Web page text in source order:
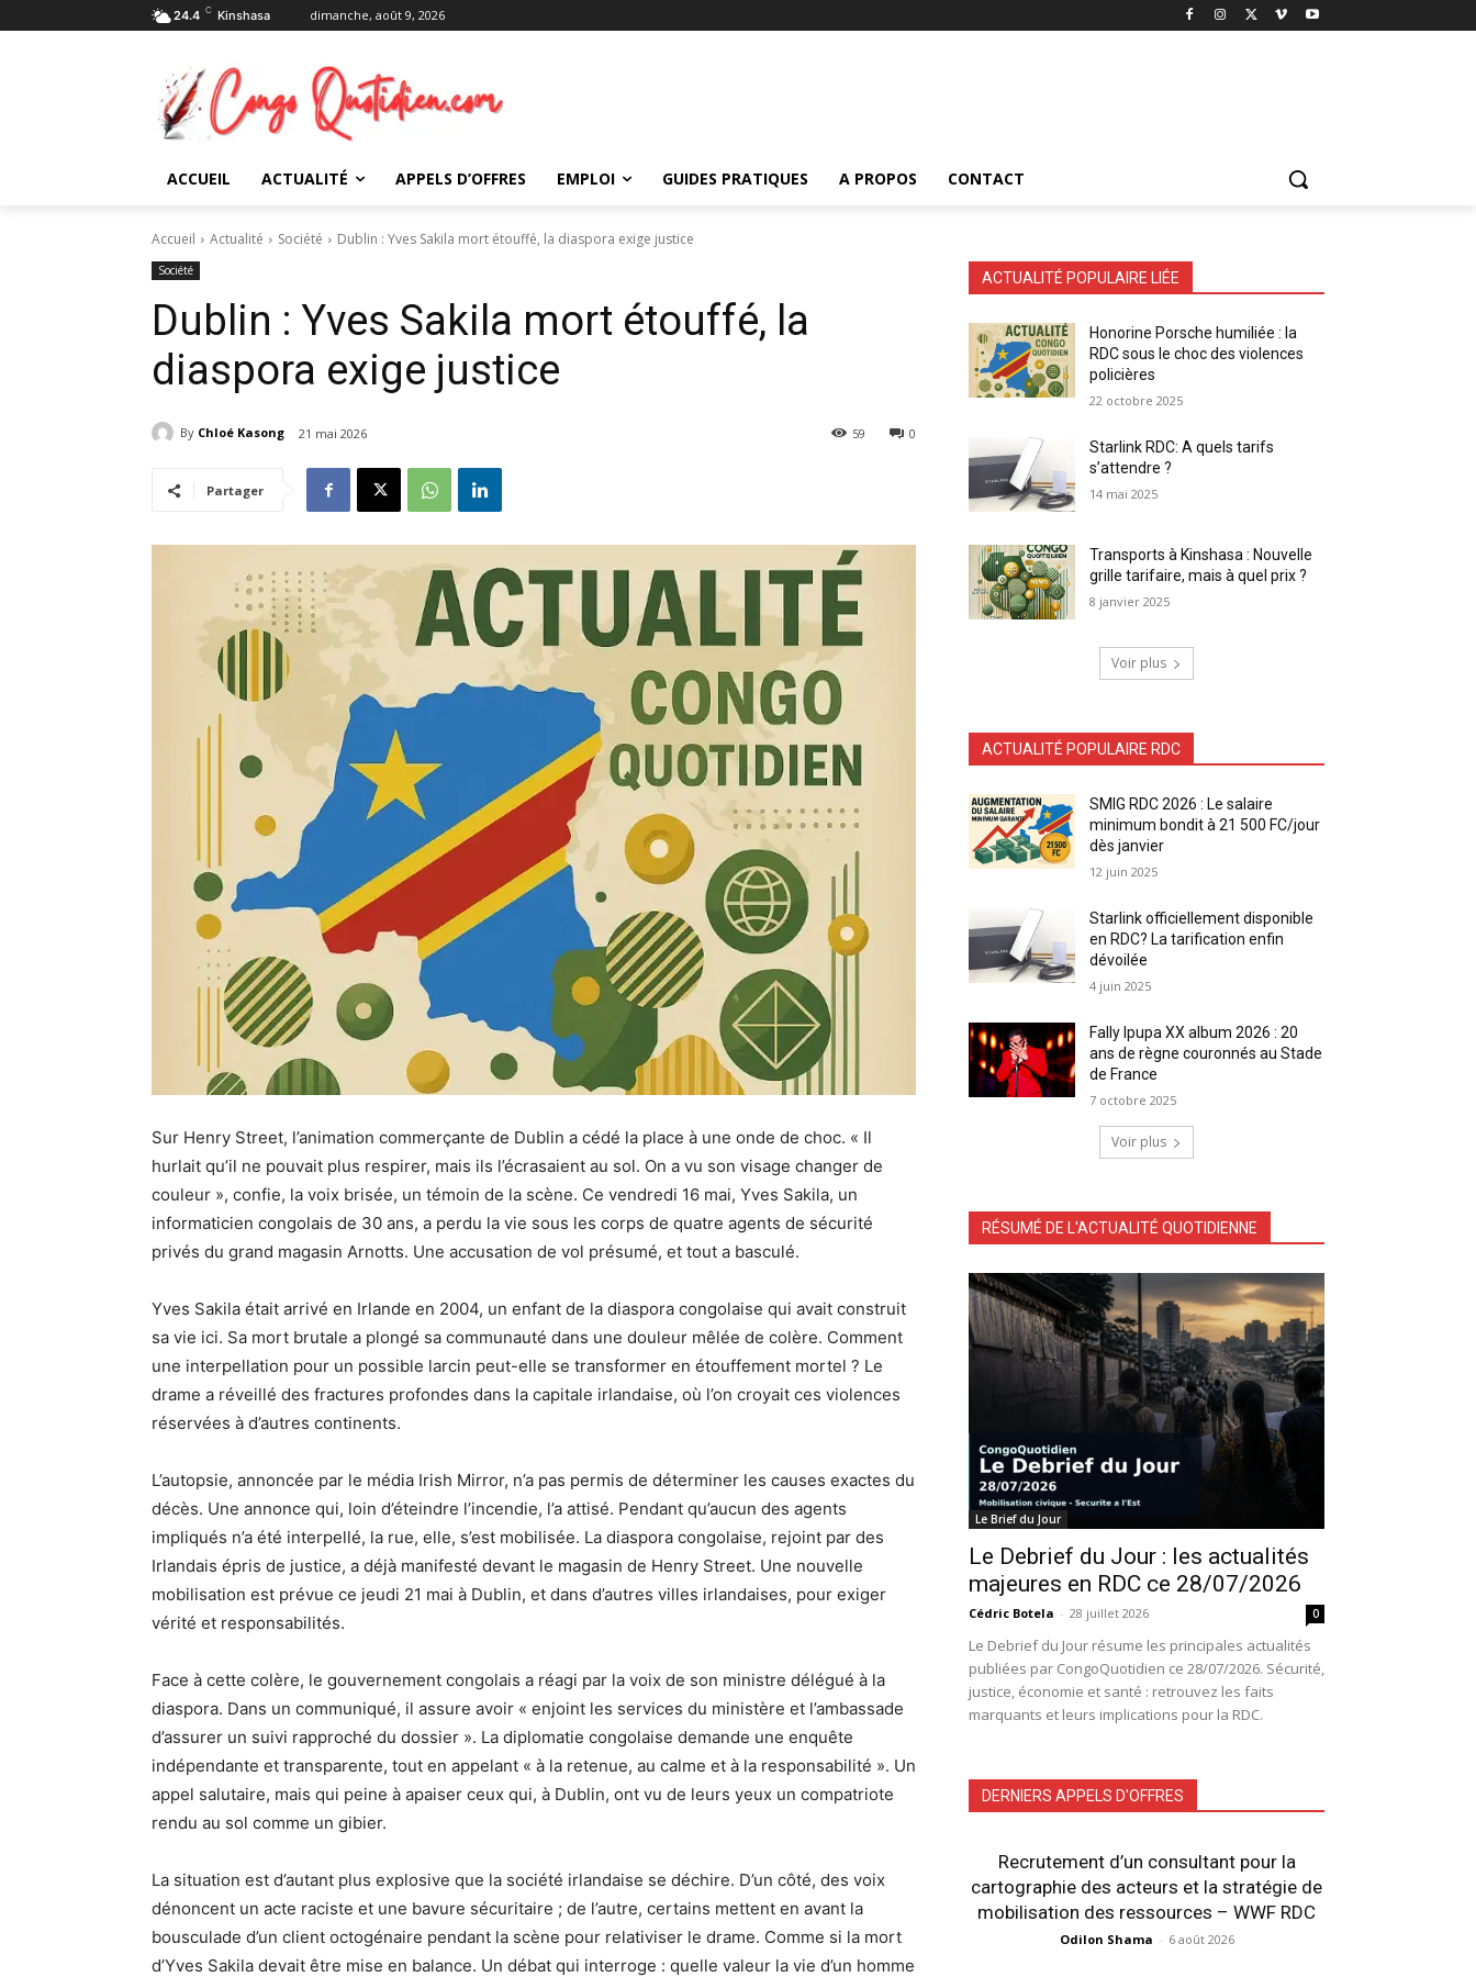
24.4 C Kinshasa dimanche, août 9, 2026
ACCUEIL ACTUALITÉ APPELS D’OFFRES EMPLOI GUIDES PRATIQUES A PROPOS CONTACT
Accueil Actualité Société Dublin : Yves Sakila mort étouffé, la diaspora exige justice
Société
Dublin : Yves Sakila mort étouffé, la
diaspora exige justice
By Chloé Kasong 21 mai 2026 0
59
Partager
Sur Henry Street, l’animation commerçante de Dublin a cédé la place à une onde de choc. « Il
hurlait qu’il ne pouvait plus respirer, mais ils l’écrasaient au sol. On a vu son visage changer de
couleur », confie, la voix brisée, un témoin de la scène. Ce vendredi 16 mai, Yves Sakila, un
informaticien congolais de 30 ans, a perdu la vie sous les corps de quatre agents de sécurité
privés du grand magasin Arnotts. Une accusation de vol présumé, et tout a basculé.
Yves Sakila était arrivé en Irlande en 2004, un enfant de la diaspora congolaise qui avait construit
sa vie ici. Sa mort brutale a plongé sa communauté dans une douleur mêlée de colère. Comment
une interpellation pour un possible larcin peut-elle se transformer en étouffement mortel ? Le
drame a réveillé des fractures profondes dans la capitale irlandaise, où l’on croyait ces violences
réservées à d’autres continents.
L’autopsie, annoncée par le média Irish Mirror, n’a pas permis de déterminer les causes exactes du
décès. Une annonce qui, loin d’éteindre l’incendie, l’a attisé. Pendant qu’aucun des agents
impliqués n’a été interpellé, la rue, elle, s’est mobilisée. La diaspora congolaise, rejoint par des
Irlandais épris de justice, a déjà manifesté devant le magasin de Henry Street. Une nouvelle
mobilisation est prévue ce jeudi 21 mai à Dublin, et dans d’autres villes irlandaises, pour exiger
vérité et responsabilités.
Face à cette colère, le gouvernement congolais a réagi par la voix de son ministre délégué à la
diaspora. Dans un communiqué, il assure avoir « enjoint les services du ministère et l’ambassade
d’assurer un suivi rapproché du dossier ». La diplomatie congolaise demande une enquête
indépendante et transparente, tout en appelant « à la retenue, au calme et à la responsabilité ». Un
appel salutaire, mais qui peine à apaiser ceux qui, à Dublin, ont vu de leurs yeux un compatriote
rendu au sol comme un gibier.
La situation est d’autant plus explosive que la société irlandaise se déchire. D’un côté, des voix
dénoncent un acte raciste et une bavure sécuritaire ; de l’autre, certains mettent en avant la
bousculade d’un client octogénaire pendant la scène pour relativiser le drame. Comme si la mort
d’Yves Sakila devait être mise en balance. Un débat qui interroge : quelle valeur la vie d’un homme
ACTUALITÉ POPULAIRE LIÉE
Honorine Porsche humiliée : la
RDC sous le choc des violences
policières
22 octobre 2025
Starlink RDC: A quels tarifs
s’attendre ?
14 mai 2025
Transports à Kinshasa : Nouvelle
grille tarifaire, mais à quel prix ?
8 janvier 2025
Voir plus
ACTUALITÉ POPULAIRE RDC
SMIG RDC 2026 : Le salaire
minimum bondit à 21 500 FC/jour
dès janvier
12 juin 2025
Starlink officiellement disponible
en RDC? La tarification enfin
dévoilée
4 juin 2025
Fally Ipupa XX album 2026 : 20
ans de règne couronnés au Stade
de France
7 octobre 2025
Voir plus
RÉSUMÉ DE L'ACTUALITÉ QUOTIDIENNE
Le Brief du Jour
Le Debrief du Jour : les actualités
majeures en RDC ce 28/07/2026
Cédric Botela - 28 juillet 2026 0
Le Debrief du Jour résume les principales actualités
publiées par CongoQuotidien ce 28/07/2026. Sécurité,
justice, économie et santé : retrouvez les faits
marquants et leurs implications pour la RDC.
DERNIERS APPELS D'OFFRES
Recrutement d’un consultant pour la
cartographie des acteurs et la stratégie de
mobilisation des ressources – WWF RDC
Odilon Shama - 6 août 2026